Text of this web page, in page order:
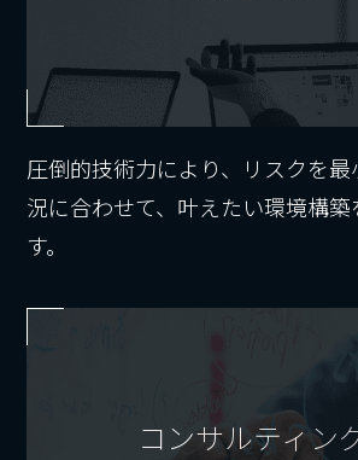
圧倒的技術力により、リスクを
況に合わせて、叶えたい環境構築
す。
コンサルティン